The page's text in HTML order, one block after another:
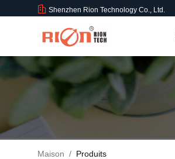
Shenzhen Rion Technology Co., Ltd.
Maison / Produits